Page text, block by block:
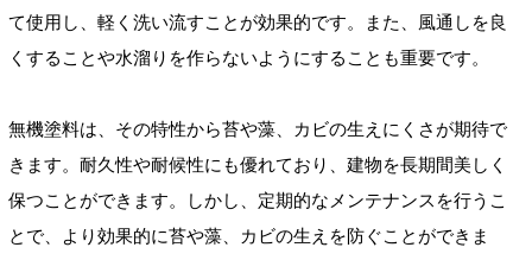
て使用し、軽く洗い流すことが効果的です。また、風通しを良
くすることや水溜りを作らないようにすることも重要です。
無機塗料は、その特性から苔や藻、カビの生えにくさが期待で
きます。耐久性や耐候性にも優れており、建物を長期間美しく
保つことができます。しかし、定期的なメンテナンスを行うこ
とで、より効果的に苔や藻、カビの生えを防ぐことができま